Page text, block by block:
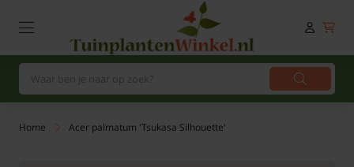
Home Acer palmatum 'Tsukasa Silhouette'